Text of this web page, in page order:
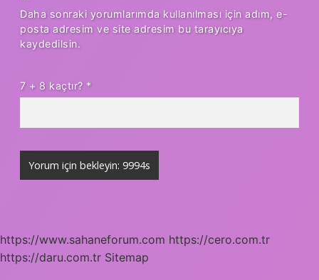
Daha sonraki yorumlarımda kullanılması için adım, e-
posta adresim ve site adresim bu tarayıcıya
kaydedilsin.
7 + 8 kaçtır? *
https://www.sahaneforum.com https://cero.com.tr
https://daru.com.tr Sitemap